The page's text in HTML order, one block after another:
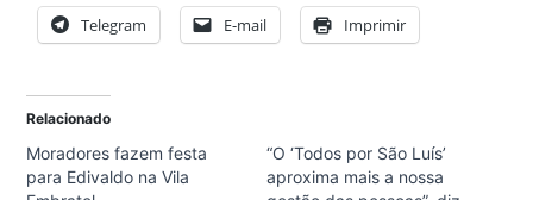
Telegram E-mail Imprimir
Relacionado
Moradores fazem festa
para Edivaldo na Vila
“O ‘Todos por São Luís’
aproxima mais a nossa